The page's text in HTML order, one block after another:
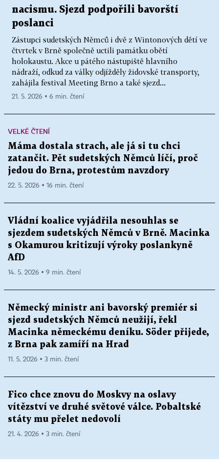
nacismu. Sjezd podpořili bavorští
poslanci
Zástupci sudetských Němců i dvě z Wintonových dětí ve
čtvrtek v Brně společně uctili památku obětí
holokaustu. Akce u pátého nástupiště hlavního
nádraží, odkud za války odjížděly židovské transporty,
zahájila festival Meeting Brno a také sjezd...
21. 5. 2026 ▪ 6 min. čtení
VELKÉ ČTENÍ
Máma dostala strach, ale já si tu chci
zatančit. Pět sudetských Němců líčí, proč
jedou do Brna, protestům navzdory
22. 5. 2026 ▪ 16 min. čtení
Vládní koalice vyjádřila nesouhlas se
sjezdem sudetských Němců v Brně. Macinka
s Okamurou kritizují výroky poslankyně
AfD
14. 5. 2026 ▪ 9 min. čtení
Německý ministr ani bavorský premiér si
sjezd sudetských Němců neužijí, řekl
Macinka německému deníku. Söder přijede,
z Brna pak zamíří na Hrad
11. 5. 2026 ▪ 3 min. čtení
Fico chce znovu do Moskvy na oslavy
vítězství ve druhé světové válce. Pobaltské
státy mu přelet nedovolí
21. 4. 2026 ▪ 3 min. čtení